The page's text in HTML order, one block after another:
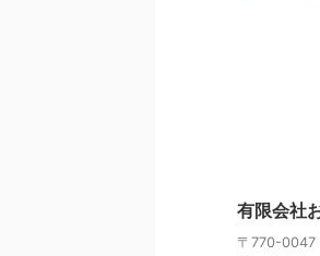
有限会社
〒770-0047